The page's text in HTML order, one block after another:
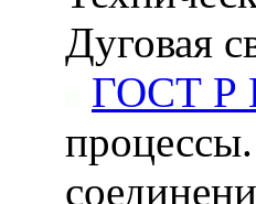
Дуговая
ГОСТ Р